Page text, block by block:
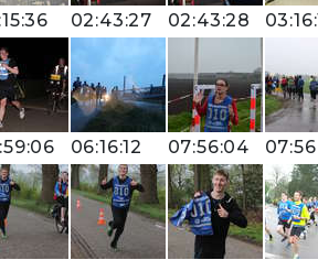
02:43:27 02:43:28
06:16:12 07:56:04